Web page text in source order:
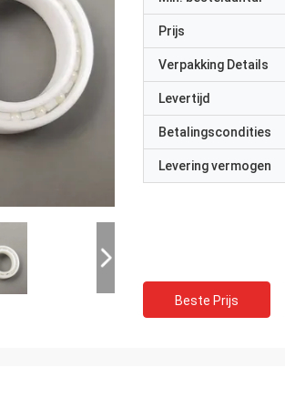
Prijs
Verpakking Details
Levertijd
Betalingscondities
Levering vermogen
Beste Prijs